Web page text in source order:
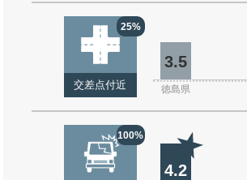
25%
交差点付近
3.5
徳島県
100%
4.2